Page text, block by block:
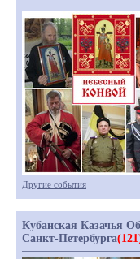
Другие события
Кубанская Казачья
Санкт-Петербурга